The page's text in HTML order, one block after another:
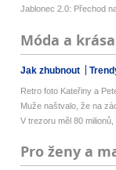
Jablonec 2.0: Přechod
Móda a krása
Jak zhubnout
Retro foto Kateřiny a
Muže naštvalo, že na
V trezoru měl 80 milionů,
Pro ženy a